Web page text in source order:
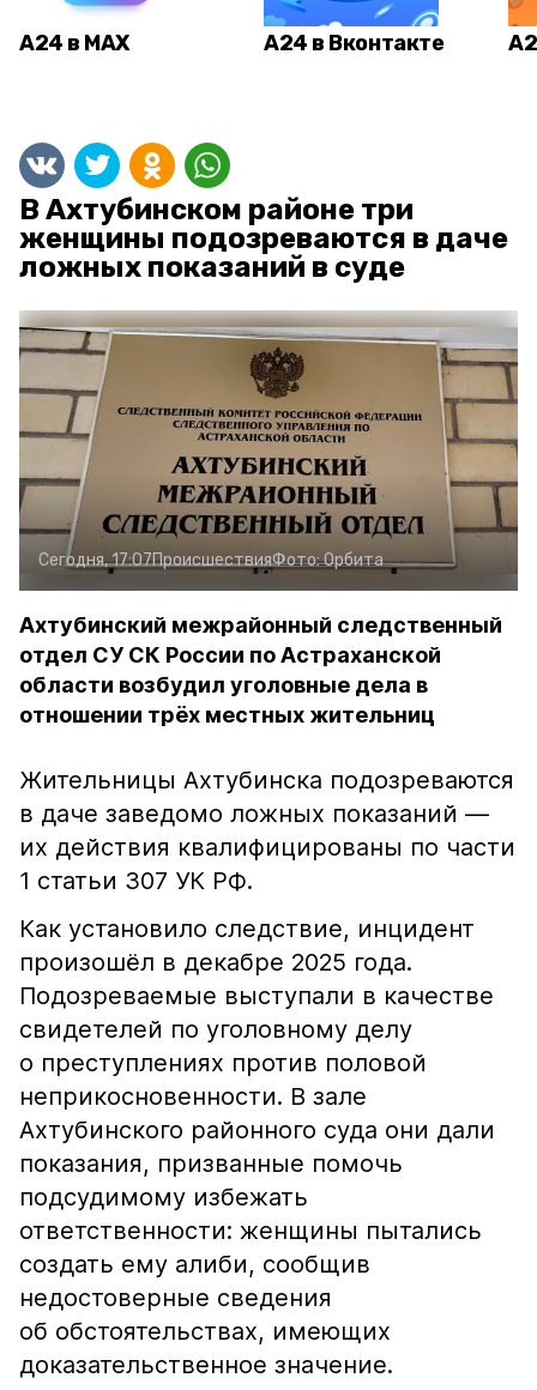
А24 в MAX А24 в Вконтакте
В Ахтубинском районе три
женщины подозреваются в даче
ложных показаний в суде
Сегодня, 17:07ПроисшествияФото:Орбита
Ахтубинский межрайонный следственный
отдел СУ СК России по Астраханской
области возбудил уголовные дела в
отношении трёх местных жительниц
Жительницы Ахтубинска подозреваются
в даче заведомо ложных показаний —
их действия квалифицированы по части
1 статьи 307 УК РФ.
Как установило следствие, инцидент
произошёл в декабре 2025 года.
Подозреваемые выступали в качестве
свидетелей по уголовному делу
о преступлениях против половой
неприкосновенности. В зале
Ахтубинского районного суда они дали
показания, призванные помочь
подсудимому избежать
ответственности: женщины пытались
создать ему алиби, сообщив
недостоверные сведения
об обстоятельствах, имеющих
доказательственное значение.